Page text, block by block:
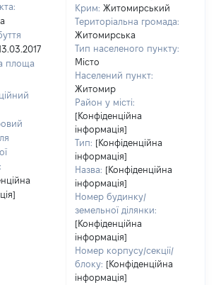
площа
Крим: Житомирський
Територіальна громада:
Житомирська
Тип населеного пункту:
Місто
Населений пункт:
Житомир
Район у місті:
[Конфіденційна
інформація]
Тип: [Конфіденційна
інформація]
Назва: [Конфіденційна
інформація]
Номер будинку/
земельної ділянки:
[Конфіденційна
інформація]
Номер корпусу/секції/
блоку: [Конфіденційна
інформація]